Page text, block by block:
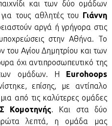
και των δύο ομάδων
τους αθλητές του Γιάννη
αργά ή γρήγορα στις
στην Αθήνα. Το
Αγίου Δημητρίου και των
όχι αντιπροσωπευτικό της
των ομάδων. H Eurohoops
επίσης, με αντίπαλο
από τις καλύτερες ομάδες
Κομοτηνής. Και στα δύο
λεπτά, η ομάδα μας